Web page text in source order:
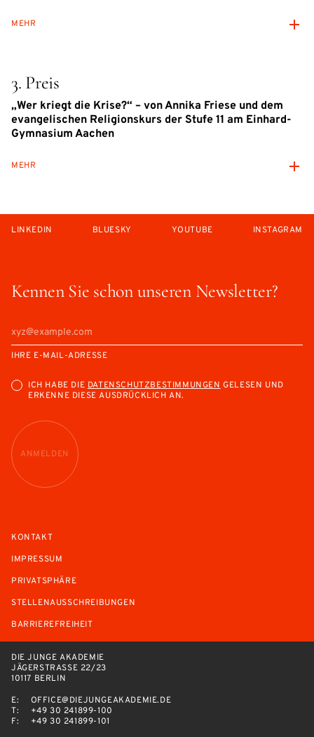
MEHR
3. Preis
„Wer kriegt die Krise?“ – von Annika Friese und dem
evangelischen Religionskurs der Stufe 11 am Einhard-
Gymnasium Aachen
MEHR
Kennen Sie schon unseren Newsletter?
IHRE E-MAIL-ADRESSE
ICH HABE DIE DATENSCHUTZBESTIMMUNGEN GELESEN UND
ERKENNE DIESE AUSDRÜCKLICH AN.
ANMELDEN
LINKEDIN BLUESKY YOUTUBE INSTAGRAM
KONTAKT
IMPRESSUM
PRIVATSPHÄRE
STELLENAUSSCHREIBUNGEN
BARRIEREFREIHEIT
DIE JUNGE AKADEMIE
JÄGERSTRASSE 22/23
10117 BERLIN
E:
OFFICE@DIEJUNGEAKADEMIE.DE
T:
+49 30 241899-100
F:
+49 30 241899-101